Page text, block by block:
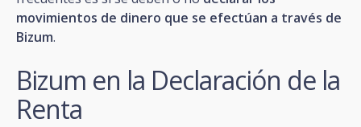
movimientos de dinero que se efectúan a través de
Bizum.
Bizum en la Declaración de la
Renta